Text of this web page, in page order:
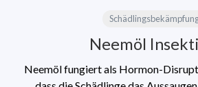
Neemöl
Neemöl fungiert als Hormon-